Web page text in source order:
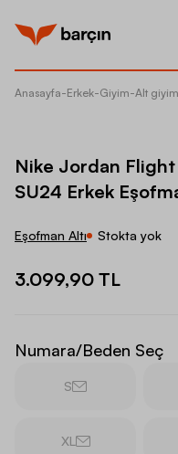
Anasayfa-Erkek-Giyim-Alt giyim
Nike Jordan
SU24 Erkek
Eşofman Altı Stokta yok
3.099,90 TL
Numara/Beden Seç
S
XL